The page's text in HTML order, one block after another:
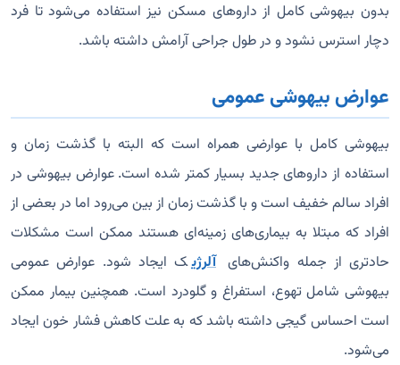
بدون بیهوشی کامل از داروهای مسکن نیز استفاده می‌شود تا فرد
دچار استرس نشود و در طول جراحی آرامش داشته باشد.
عوارض بیهوشی عمومی
بیهوشی کامل با عوارضی همراه است که البته با گذشت زمان و
استفاده از داروهای جدید بسیار کمتر شده است. عوارض بیهوشی در
افراد سالم خفیف است و با گذشت زمان از بین می‌رود اما در بعضی از
افراد که مبتلا به بیماری‌های زمینه‌ای هستند ممکن است مشکلات
حادتری از جمله واکنش‌های آلرژی ک ایجاد شود. عوارض عمومی
بیهوشی شامل تهوع، استفراغ و گلودرد است. همچنین بیمار ممکن
است احساس گیجی داشته باشد که به علت کاهش فشار خون ایجاد
می‌شود.